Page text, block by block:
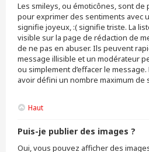
Les smileys, ou émoticônes, sont
pour exprimer des sentiments avec
signifie joyeux, :( signifie triste. La
visible sur la page de rédaction de
de ne pas en abuser. Ils peuvent
message illisible et un modérateur
ou simplement d’effacer le message.
avoir défini un nombre maximum de
Haut
Puis-je publier des images ?
Oui, vous pouvez afficher des